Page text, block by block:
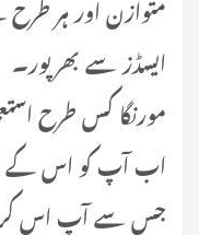
ایسڈز سے بھرپور۔
مورنگا کس طرح
اب آپ کو اس کے
جس سے آپ اس